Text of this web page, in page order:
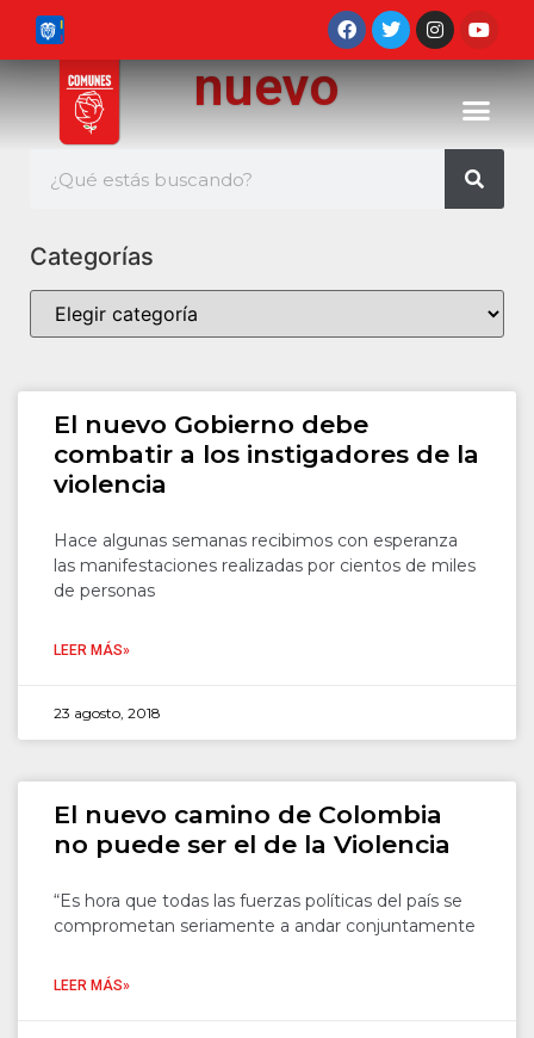
nuevo
Categorías
El nuevo Gobierno debe
combatir a los instigadores de la
violencia
Hace algunas semanas recibimos con esperanza
las manifestaciones realizadas por cientos de miles
de personas
LEER MÁS»
23 agosto, 2018
El nuevo camino de Colombia
no puede ser el de la Violencia
“Es hora que todas las fuerzas políticas del país se
comprometan seriamente a andar conjuntamente
LEER MÁS»